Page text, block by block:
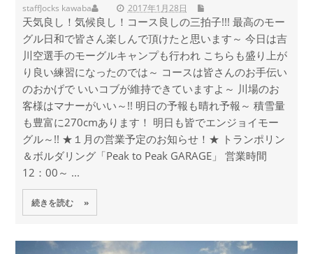
staff 2017年1月28日
Jocks kawaba
天気良し！気候良し！コース良しの三拍子!!! 最高のモー
グル日和で皆さん楽しんで頂けたと思います～ 今日は吉
川空選手のモーグルキャンプも行われ こちらも盛り上が
り良い練習になったのでは～ コースは皆さんのお手伝い
のおかげで いいコブが維持できていますよ～ 川場のお
客様はマナーがいい～!! 明日の予報も晴れ予報～ 積雪量
も豊富に270cmあります！ 明日も皆でエンジョイモー
グル～!! ★１月の営業予定のお知らせ！★ トランポリン
＆ボルダリング「Peak to Peak GARAGE」 営業時間
12：00～ ...
続きを読む »